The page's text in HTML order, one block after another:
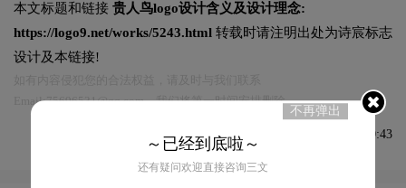
本文标题和链接 贵人鸟logo设计含义及设计理念:
https://logo9.net/works/5243.html 转载时请注明出处为诗宸标志
设计及本链接!
Email:75696531@qq.com，我们将第一时间安排删除。
发布于2021-08-07 09:50:43
不再弹出
～已经到底啦～
还有疑问欢迎直接咨询三文